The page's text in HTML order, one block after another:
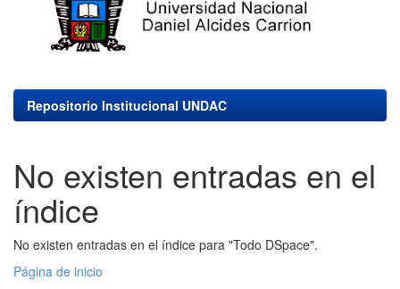
Repositorio Institucional UNDAC
No existen entradas en el
índice
No existen entradas en el índice para "Todo DSpace".
Página de inicio